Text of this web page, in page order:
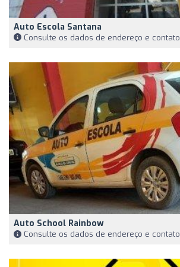
Auto Escola Santana
Consulte os dados de endereço e contato
Auto School Rainbow
Consulte os dados de endereço e contato